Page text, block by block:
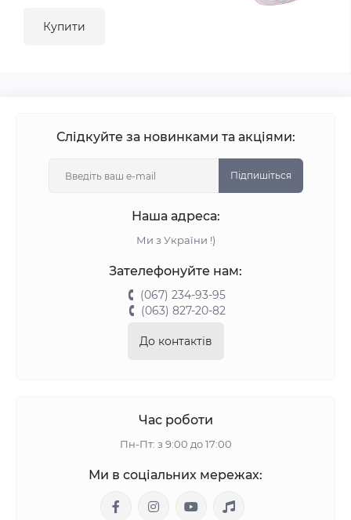
Купити
Слідкуйте за новинками та акціями:
Підпишіться
Наша адреса:
Ми з України !)
Зателефонуйте нам:
(067) 234-93-95
(063) 827-20-82
До контактів
Час роботи
Пн-Пт: з 9:00 до 17:00
Ми в соціальних мережах: